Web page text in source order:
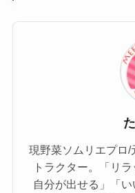
現野菜ソムリエプロ/
トラクター。「リ
自分が出せる」「